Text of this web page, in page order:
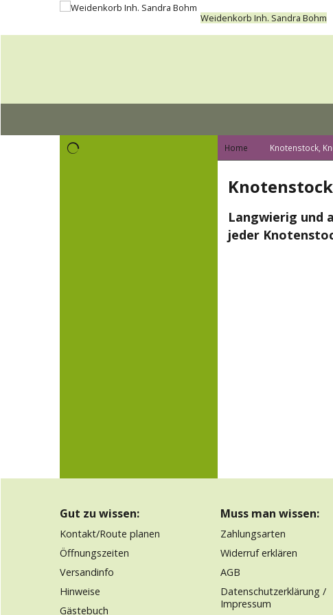
Weidenkorb Inh. Sandra Bohm
Home Knotenstock,
Langwierig und
jeder
Gut zu wissen:
Kontakt/Route planen
Öffnungszeiten
Versandinfo
Hinweise
Gästebuch
Muss man wissen:
Zahlungsarten
Widerruf erklären
AGB
Datenschutzerklärung /
Impressum